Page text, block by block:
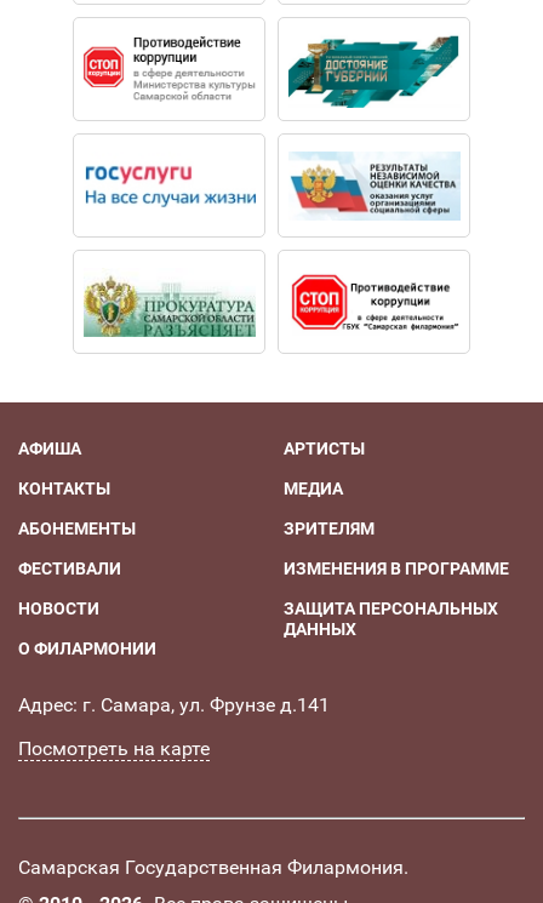
АФИША
КОНТАКТЫ
АБОНЕМЕНТЫ
ФЕСТИВАЛИ
НОВОСТИ
О ФИЛАРМОНИИ
АРТИСТЫ
МЕДИА
ЗРИТЕЛЯМ
ИЗМЕНЕНИЯ В ПРОГРАММЕ
ЗАЩИТА ПЕРСОНАЛЬНЫХ
ДАННЫХ
Адрес: г. Самара, ул. Фрунзе д.141
Посмотреть на карте
Самарская Государственная Филармония.